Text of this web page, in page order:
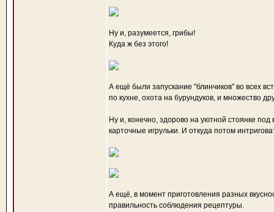
Ну и, разумеется, грибы!
Куда ж без этого!
А ещё были запускание "блинчиков" во всех
по кухне, охота на бурундуков, и множество
Ну и, конечно, здорово на уютной стоянке
карточные игрульки. И откуда потом
А ещё, в момент приготовления разных
правильность соблюдения рецептуры.